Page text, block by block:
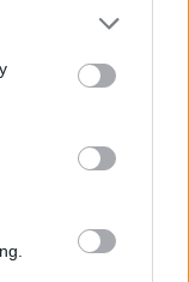
τα
πολύ πιο